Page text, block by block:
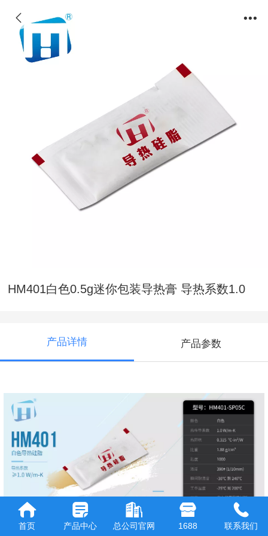
HM401白色0.5g迷你包装导热膏 导热系数1.0
产品详情 产品参数
首页 产品中心 总公司官网 1688 联系我们